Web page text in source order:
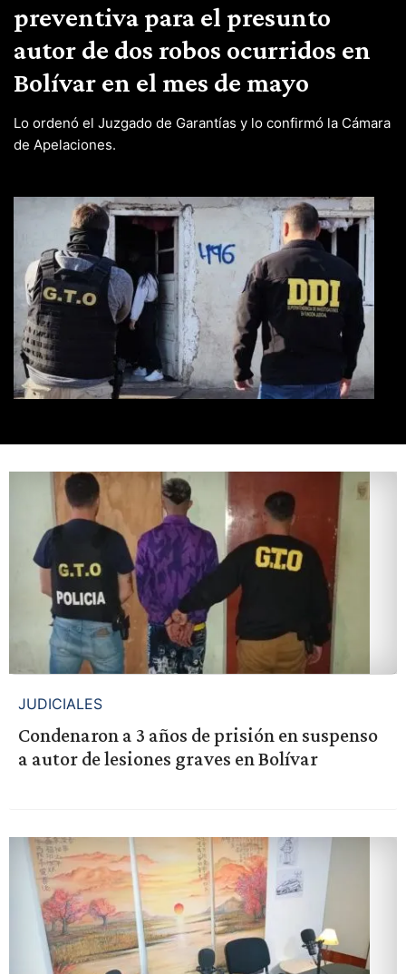
preventiva para el presunto
autor de dos robos ocurridos en
Bolívar en el mes de mayo
Lo ordenó el Juzgado de Garantías y lo confirmó la Cámara
de Apelaciones.
JUDICIALES
Condenaron a 3 años de prisión en suspenso
a autor de lesiones graves en Bolívar